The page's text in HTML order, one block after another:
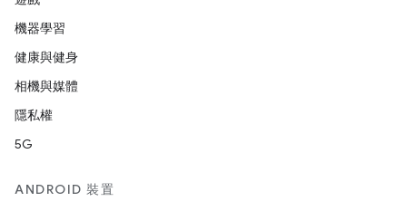
機器學習
健康與健身
相機與媒體
隱私權
5G
ANDROID 裝置